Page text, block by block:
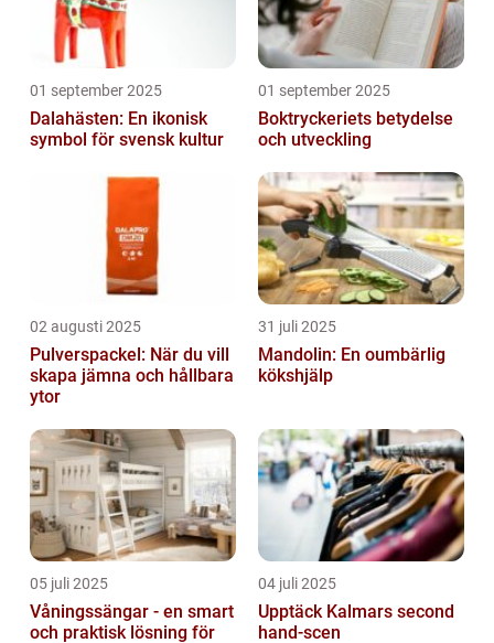
01 september 2025
Dalahästen: En ikonisk
symbol för svensk kultur
01 september 2025
Boktryckeriets betydelse
och utveckling
02 augusti 2025
Pulverspackel: När du vill
skapa jämna och hållbara
ytor
31 juli 2025
Mandolin: En oumbärlig
kökshjälp
05 juli 2025
Våningssängar - en smart
och praktisk lösning för
04 juli 2025
Upptäck Kalmars second
hand-scen